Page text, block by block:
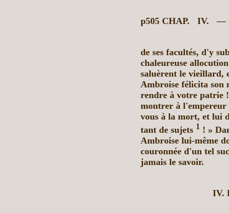
p505 CHAP. IV. — L
de ses facultés, d'y
chaleureuse
saluèrent le vieillard,
Ambroise félicita son
rendre à votre patrie
montrer à l'empereur
vous à la mort, et lui
tant de sujets 1 ! »
Ambroise lui-même
couronnée d'un tel
jamais le savoir.
IV.